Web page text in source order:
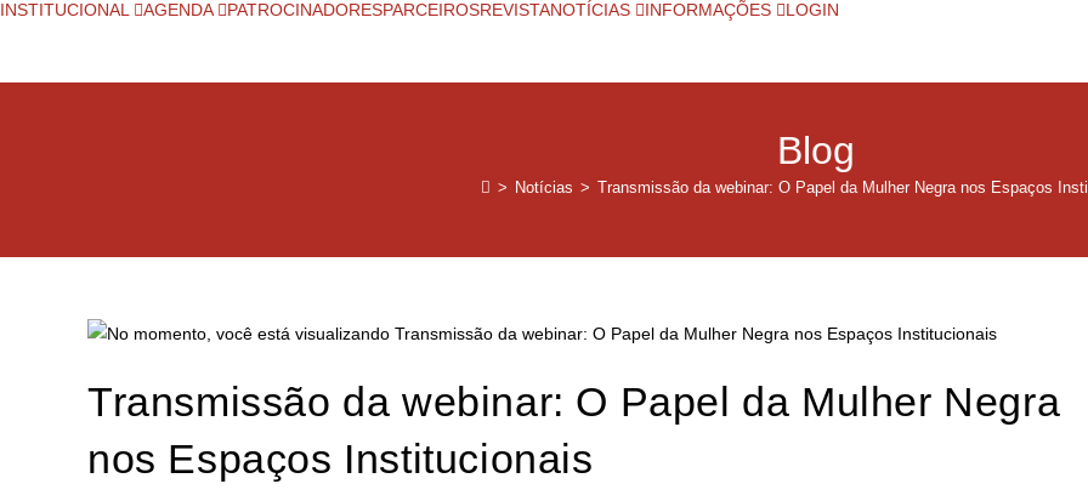
INSTITUCIONAL AGENDA PATROCINADORESPARCEIROSREVISTANOTÍCIAS INFORMAÇÕES LOGIN
Blog
> Notícias > Transmissão da webinar: O Papel da Mulher Negra nos Espaços
Transmissão da webinar: O Papel da Mulher Negra
nos Espaços Institucionais